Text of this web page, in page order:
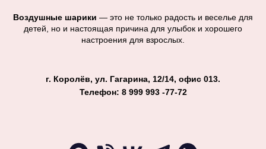
Воздушные шарики — это не только радость и веселье для
детей, но и настоящая причина для улыбок и хорошего
настроения для взрослых.
г. Королёв, ул. Гагарина, 12/14, офис 013.
Телефон: 8 999 993 -77-72